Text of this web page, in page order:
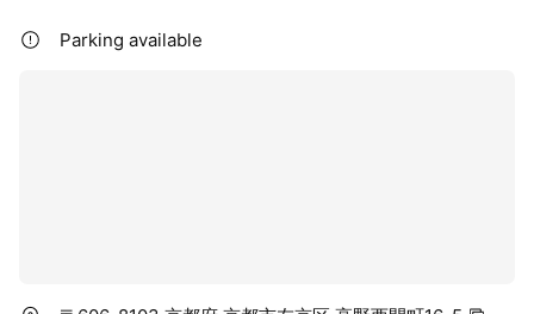
Parking available